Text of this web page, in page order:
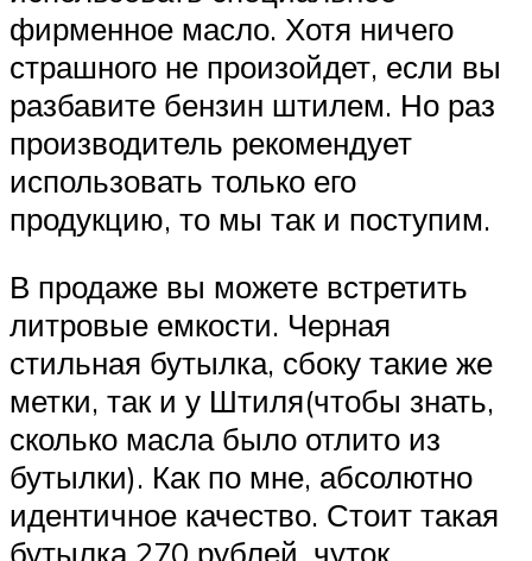
фирменное масло. Хотя ничего
страшного не произойдет, если вы
разбавите бензин штилем. Но раз
производитель рекомендует
использовать только его
продукцию, то мы так и поступим.
В продаже вы можете встретить
литровые емкости. Черная
стильная бутылка, сбоку такие же
метки, так и у Штиля(чтобы знать,
сколько масла было отлито из
бутылки). Как по мне, абсолютно
идентичное качество. Стоит такая
бутылка 270 рублей, чуток